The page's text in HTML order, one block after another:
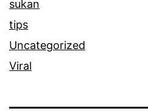
sukan
tips
Uncategorized
Viral